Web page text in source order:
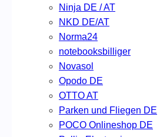
Ninja DE / AT
NKD DE/AT
Norma24
notebooksbilliger
Novasol
Opodo DE
OTTO AT
Parken und Fliegen DE
POCO Onlineshop DE